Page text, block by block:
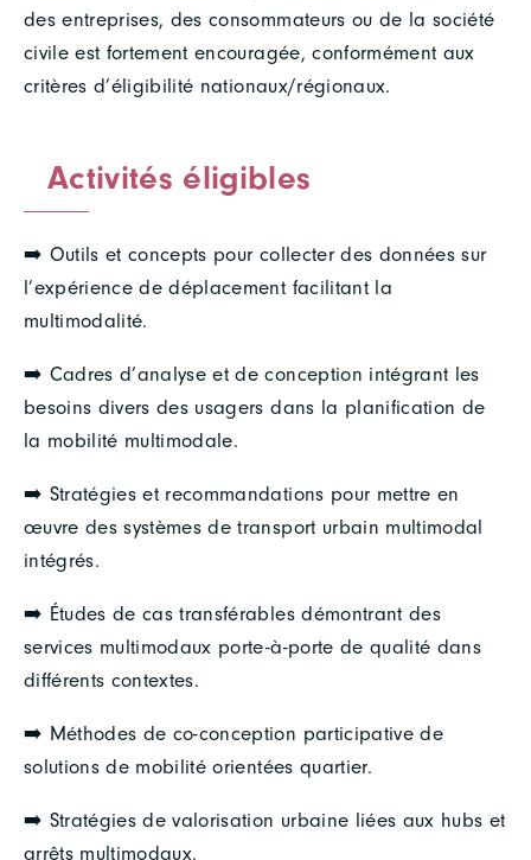
des entreprises, des consommateurs ou de la société
civile est fortement encouragée, conformément aux
critères d’éligibilité nationaux/régionaux.
Activités éligibles
➡️ Outils et concepts pour collecter des données sur
l’expérience de déplacement facilitant la
multimodalité.
➡️ Cadres d’analyse et de conception intégrant les
besoins divers des usagers dans la planification de
la mobilité multimodale.
➡️ Stratégies et recommandations pour mettre en
œuvre des systèmes de transport urbain multimodal
intégrés.
➡️ Études de cas transférables démontrant des
services multimodaux porte-à-porte de qualité dans
différents contextes.
➡️ Méthodes de co-conception participative de
solutions de mobilité orientées quartier.
➡️ Stratégies de valorisation urbaine liées aux hubs et
arrêts multimodaux.